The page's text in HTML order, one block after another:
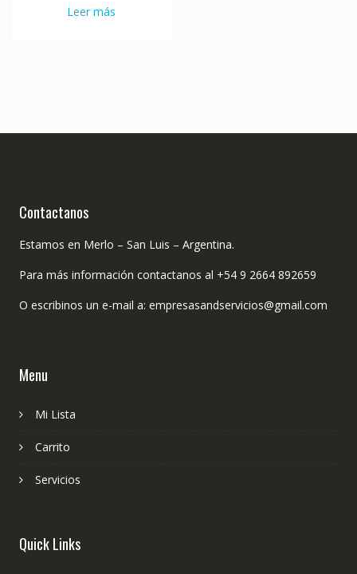
Leer más
Contactanos
Estamos en Merlo – San Luis – Argentina.
Para más información contactanos al +54 9 2664 892659
O escribinos un e-mail a: empresasandservicios@gmail.com
Menu
Mi Lista
Carrito
Servicios
Quick Links